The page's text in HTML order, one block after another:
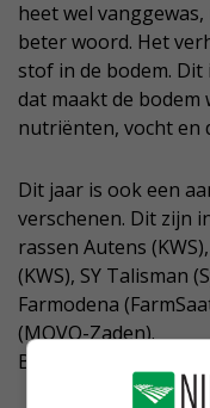
heet wel
beter woord. Het
stof in de bodem.
dat maakt de bodem
nutriënten, vocht en
Dit jaar is ook een
verschenen. Dit zijn
rassen Autens
(KWS), SY Talisman
Farmodena
(MOVO-Zaden).
Bekijk de officiële